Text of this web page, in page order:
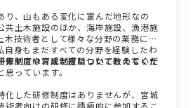
り、山もある変化に富んだ地形なの
共土木施設のほか、海岸施設、漁港施
木技術者として様々な分野の業務に携
自身もまだすべての分野を経験したわ
来的には、まだ経験したことのない仕
っています。
修制度や育成制度について教えてくだ
化した研修制度はありませんが、宮城
術者向けの研修に積極的に参加するこ